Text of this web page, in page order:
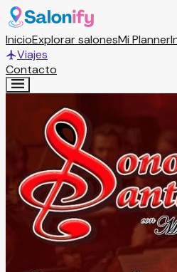
InicioExplorar salonesMi Planner
Viajes
Contacto